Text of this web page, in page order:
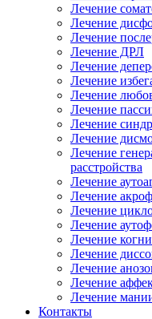
Лечение
Лечение
Лечение
Лечение ДРЛ
Лечение
Лечение
Лечение
Лечение
Лечение
Лечение
Лечение
расстройства
Лечение
Лечение
Лечение
Лечение
Лечение
Лечение
Лечение
Лечение
Лечение
Контакты